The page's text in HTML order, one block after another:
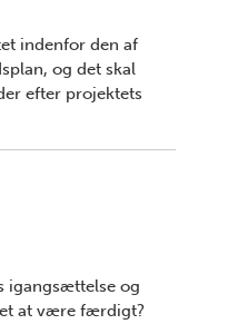
indenfor den af
og det skal
efter projektets
igangsættelse og
at være færdigt?